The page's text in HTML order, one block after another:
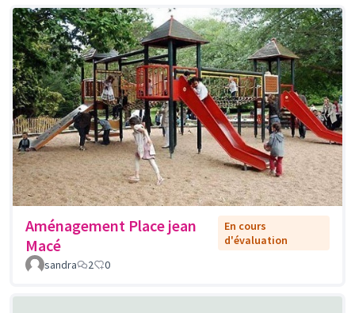
Aménagement Place jean
Macé
En cours
d'évaluation
sandra
2 0